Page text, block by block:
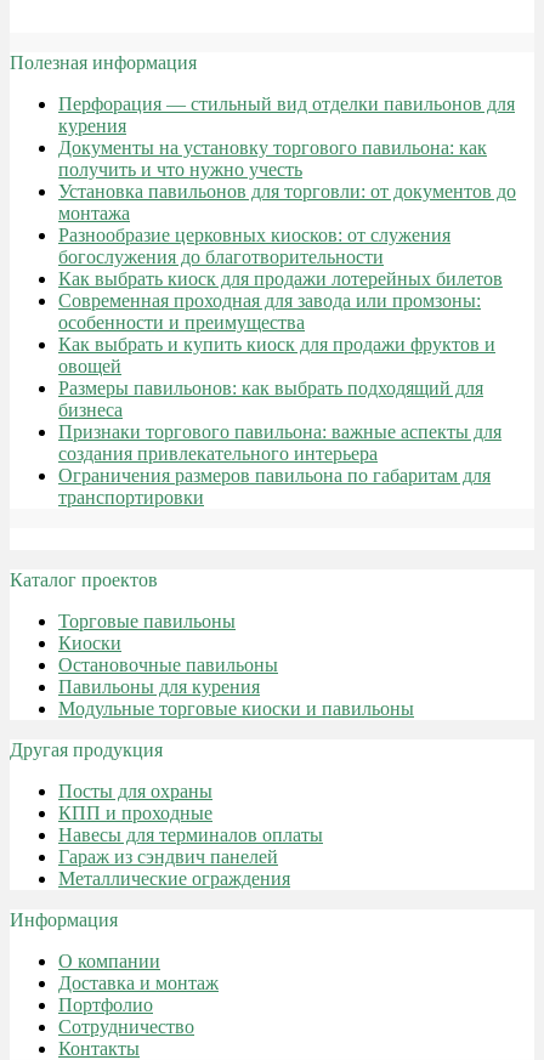
Полезная информация
Перфорация — стильный вид отделки павильонов для
курения
Документы на установку торгового павильона: как
получить и что нужно учесть
Установка павильонов для торговли: от документов до
монтажа
Разнообразие церковных киосков: от служения
богослужения до благотворительности
Как выбрать киоск для продажи лотерейных билетов
Современная проходная для завода или промзоны:
особенности и преимущества
Как выбрать и купить киоск для продажи фруктов и
овощей
Размеры павильонов: как выбрать подходящий для
бизнеса
Признаки торгового павильона: важные аспекты для
создания привлекательного интерьера
Ограничения размеров павильона по габаритам для
транспортировки
Каталог проектов
Торговые павильоны
Киоски
Остановочные павильоны
Павильоны для курения
Модульные торговые киоски и павильоны
Другая продукция
Посты для охраны
КПП и проходные
Навесы для терминалов оплаты
Гараж из сэндвич панелей
Металлические ограждения
Информация
О компании
Доставка и монтаж
Портфолио
Сотрудничество
Контакты